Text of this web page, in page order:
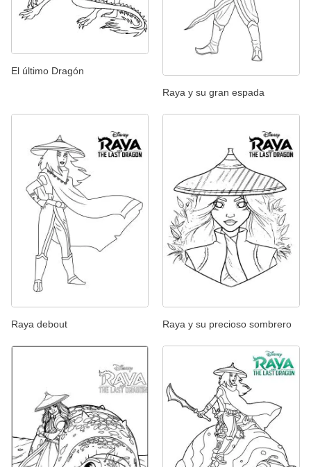
El último Dragón
Raya y su gran espada
Raya debout Raya y su precioso sombrero